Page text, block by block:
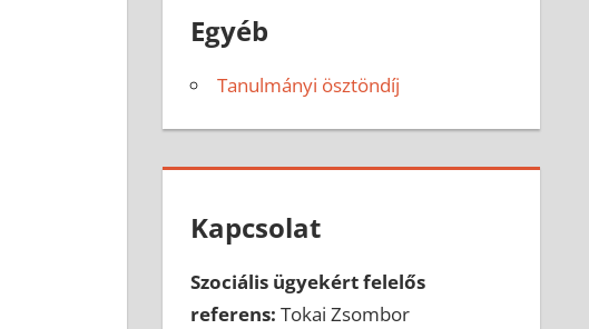
Egyéb
Tanulmányi ösztöndíj
Kapcsolat
Szociális ügyekért felelős
referens: Tokai Zsombor